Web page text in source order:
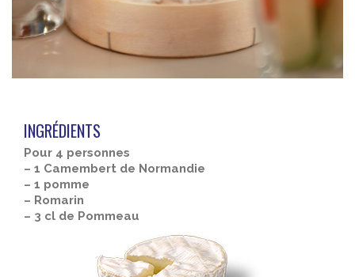
INGRÉDIENTS
Pour 4 personnes
– 1 Camembert de Normandie
– 1 pomme
– Romarin
– 3 cl de Pommeau